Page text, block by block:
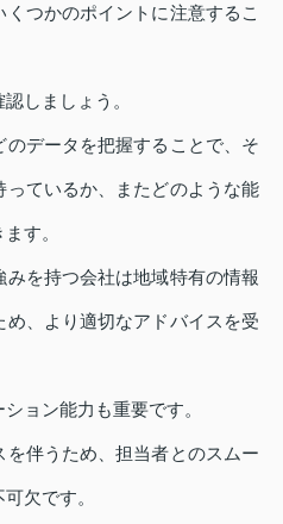
つかのポイントに注意するこ
しましょう。
データを把握することで、そ
ているか、またどのような能
す。
を持つ会社は地域特有の情報
、より適切なアドバイスを受
ョン能力も重要です。
伴うため、担当者とのスムー
欠です。